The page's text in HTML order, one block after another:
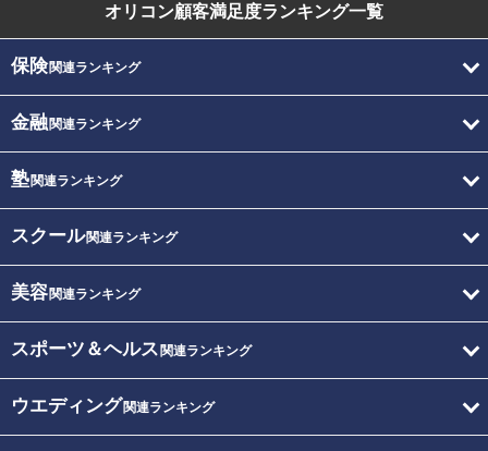
オリコン顧客満足度ランキング一覧
保険関連ランキング
金融関連ランキング
塾関連ランキング
スクール関連ランキング
美容関連ランキング
スポーツ＆ヘルス 関連ランキング
ウエディング関連ランキング